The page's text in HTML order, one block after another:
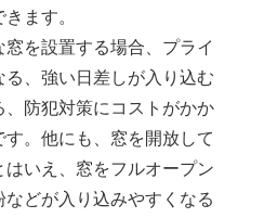
ます。
を設置する場合、プライ
、強い日差しが入り込む
防犯対策にコストがかか
。他にも、窓を開放して
いえ、窓をフルオープン
どが入り込みやすくなる